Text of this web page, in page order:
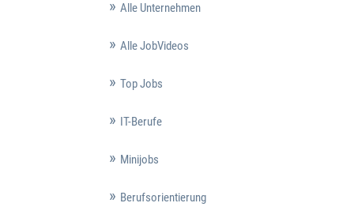
Alle Unternehmen
Alle JobVideos
Top Jobs
IT-Berufe
Minijobs
Berufsorientierung